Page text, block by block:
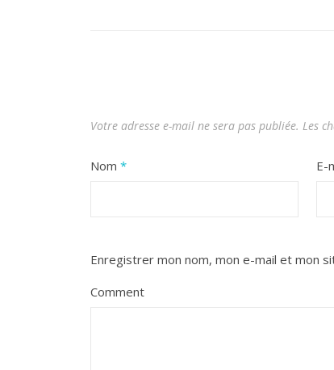
Votre adresse e-mail ne sera pas publiée. Les
Nom * E-
Enregistrer mon nom, mon e-mail et mon
Comment